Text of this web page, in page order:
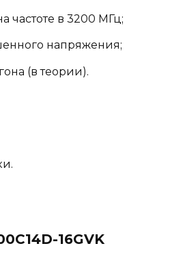
частоте в 3200 МГц;
напряжения;
(в теории).
16GVK